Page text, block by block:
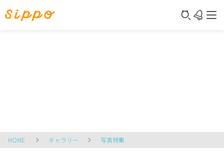
HOME ギャラリー 写真特集